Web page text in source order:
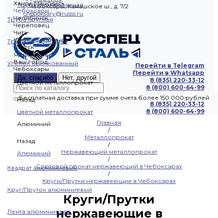
Ханты-Мансийск
Чебоксары
Челябинск
Череповец
Чита
Южно-Сахалинск
Якутск
Ярославль
Ваш город
Чебоксары
Да, спасибо
Нет, другой
8 (835) 220-33-12
8 (800) 600-64-99
г. Чебоксары, Канашское ш., д. 7/2
cheboksary@russs.ru
Перейти в Telegram
Перейти в Whatsapp
8 (835) 220-33-12
8 (800) 600-64-99
Труба оцинкованная
Труба круглая
Труба профильная
Уголок оцинкованный
Цветной металлопрокат
Назад
Цветной металлопрокат
Алюминий
Назад
Алюминий
Квадрат алюминиевый
Круг/Пруток алюминиевый
Лента алюминиевая
Бесплатная доставка при сумме счета более 150 000 рублей
Главная
/
Металлопрокат
/
Нержавеющий металлопрокат
/
Сортовой прокат нержавеющий в Чебоксарах
/
Круги/Прутки нержавеющие в Чебоксарах
Круги/Прутки
нержавеющие в